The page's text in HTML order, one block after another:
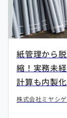
紙管理から
縮！実務未
計算も内製化
株式会社ミヤシゲ